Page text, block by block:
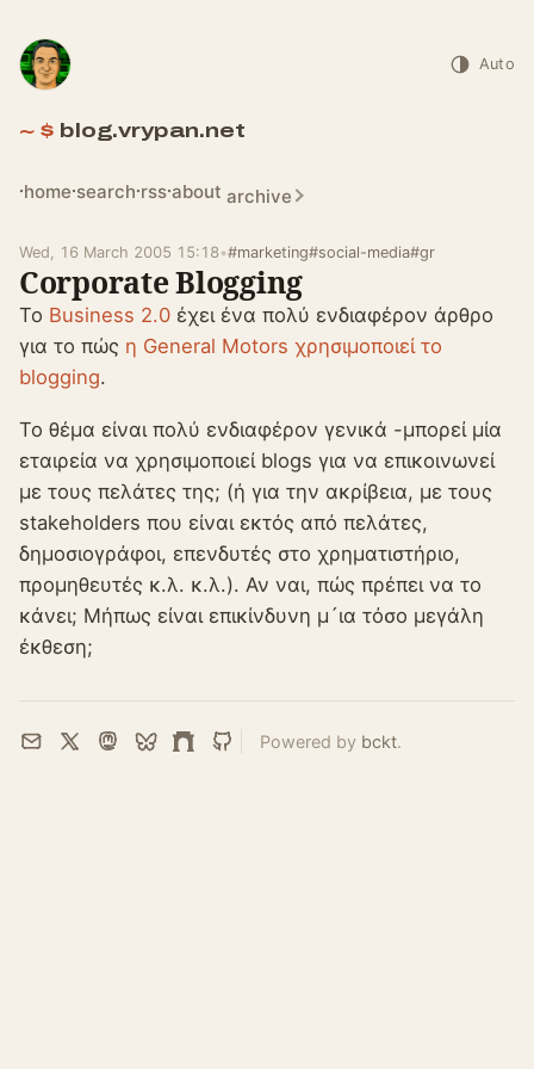
blog.vrypan.net
home search rss about archive
Auto
Wed, 16 March 2005 15:18•#marketing#social-media#gr
Corporate Blogging
Το Business 2.0 έχει ένα πολύ ενδιαφέρον άρθρο
για το πώς η General Motors χρησιμοποιεί το
blogging.
Το θέμα είναι πολύ ενδιαφέρον γενικά -μπορεί μία
εταιρεία να χρησιμοποιεί blogs για να επικοινωνεί
με τους πελάτες της; (ή για την ακρίβεια, με τους
stakeholders που είναι εκτός από πελάτες,
δημοσιογράφοι, επενδυτές στο χρηματιστήριο,
προμηθευτές κ.λ. κ.λ.). Αν ναι, πώς πρέπει να το
κάνει; Μήπως είναι επικίνδυνη μ´ια τόσο μεγάλη
έκθεση;
Email
X Mastodon
BlueskyFarcaster
GitHub
Powered by bckt.